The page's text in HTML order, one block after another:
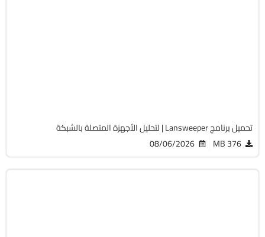
تحميل برنامج Lansweeper | لتحليل الأجهزة المتصلة بالشبكة
376 MB
08/06/2026